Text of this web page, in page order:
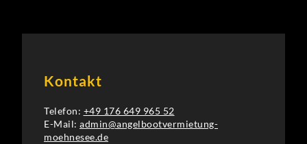
Kontakt
Telefon: +49 176 649 965 52
E-Mail: admin@angelbootvermietung-
moehnesee.de